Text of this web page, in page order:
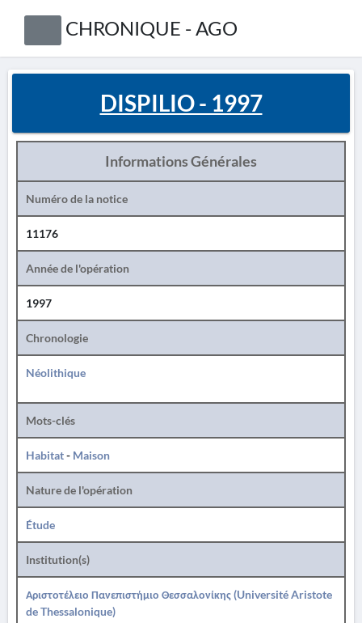
CHRONIQUE - AGO
DISPILIO - 1997
Informations Générales
Numéro de la notice
11176
Année de l'opération
1997
Chronologie
Néolithique
Mots-clés
Habitat- Maison
Nature de l'opération
Étude
Institution(s)
Αριστοτέλειο Πανεπιστήμιο Θεσσαλονίκης (Université Aristote
de Thessalonique)